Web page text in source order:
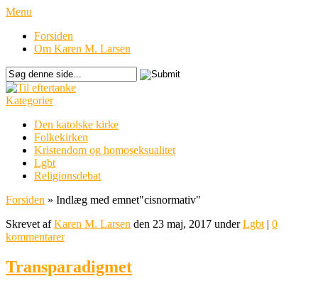
Menu
Forsiden
Om Karen M. Larsen
Kategorier
Den katolske kirke
Folkekirken
Kristendom og homoseksualitet
Lgbt
Religionsdebat
Forsiden » Indlæg med emnet"cisnormativ"
Skrevet afKaren M. Larsen den 23 maj, 2017 underLgbt | 0
kommentarer
Transparadigmet